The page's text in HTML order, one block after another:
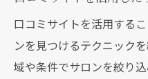
口コミサイトを活用する
ンを見つけるテクニック
域や条件でサロンを絞り